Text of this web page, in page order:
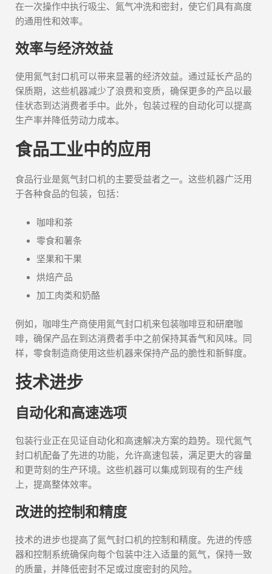
在一次操作中执行吸尘、氮气冲洗和密封，使它们具有高度
的通用性和效率。
效率与经济效益
使用氮气封口机可以带来显著的经济效益。通过延长产品的
保质期，这些机器减少了浪费和变质，确保更多的产品以最
佳状态到达消费者手中。此外，包装过程的自动化可以提高
生产率并降低劳动力成本。
食品工业中的应用
食品行业是氮气封口机的主要受益者之一。这些机器广泛用
于各种食品的包装，包括：
咖啡和茶
零食和薯条
坚果和干果
烘焙产品
加工肉类和奶酪
例如，咖啡生产商使用氮气封口机来包装咖啡豆和研磨咖
啡，确保产品在到达消费者手中之前保持其香气和风味。同
样，零食制造商使用这些机器来保持产品的脆性和新鲜度。
技术进步
自动化和高速选项
包装行业正在见证自动化和高速解决方案的趋势。现代氮气
封口机配备了先进的功能，允许高速包装，满足更大的容量
和更苛刻的生产环境。这些机器可以集成到现有的生产线
上，提高整体效率。
改进的控制和精度
技术的进步也提高了氮气封口机的控制和精度。先进的传感
器和控制系统确保向每个包装中注入适量的氮气，保持一致
的质量，并降低密封不足或过度密封的风险。